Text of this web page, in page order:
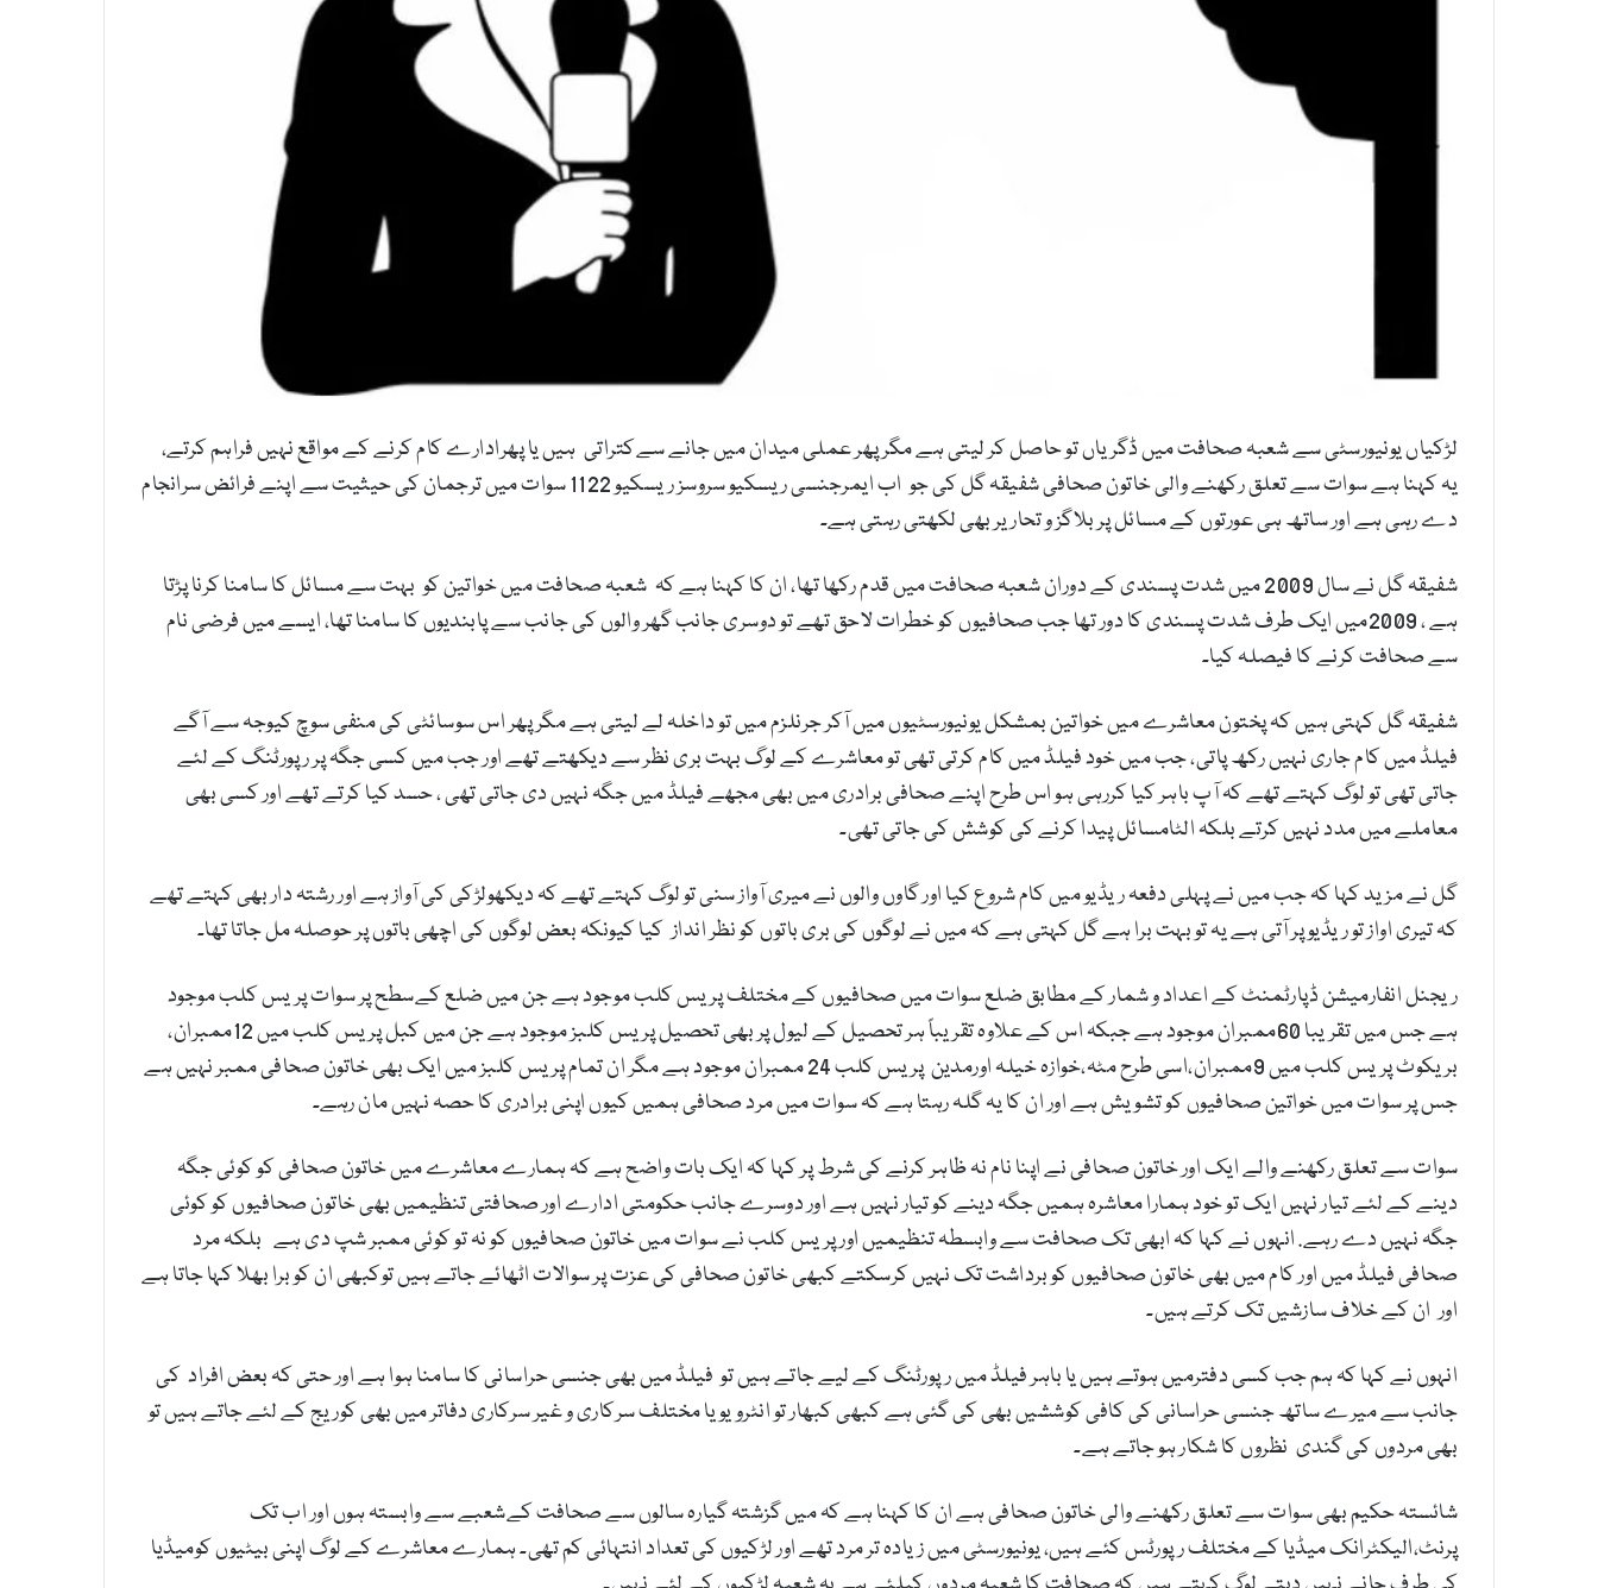
لڑکیاں یونیورسٹی سے شعبہ صحافت میں ڈگریاں تو حاصل کر لیتی ہے مگر پھر عملی میدان میں جانے سےکتراتی ہیں یا پھرادارے کام کرنے کے مواقع نہیں فراہم کرتے،
یہ کہنا ہے سوات سے تعلق رکھنے والی خاتون صحافی شفیقہ گل کی جو اب ایمرجنسی ریسکیو سروسز ریسکیو 1122 سوات میں ترجمان کی حیثیت سے اپنے فرائض سرانجام
دے رہی ہے اور ساتھ ہی عورتوں کے مسائل پر بلاگز و تحاریر بھی لکھتی رہتی ہے۔
شفیقہ گل نے سال 2009 میں شدت پسندی کے دوران شعبہ صحافت میں قدم رکھا تھا، ان کا کہنا ہے کہ شعبہ صحافت میں خواتین کو بہت سے مسائل کا سامنا کرنا پڑتا
ہے ، 2009میں ایک طرف شدت پسندی کا دور تھا جب صحافیوں کو خطرات لاحق تھے تو دوسری جانب گھر والوں کی جانب سے پابندیوں کا سامنا تھا، ایسے میں فرضی نام
سے صحافت کرنے کا فیصلہ کیا۔
شفیقہ گل کہتی ہیں کہ پختون معاشرے میں خواتین بمشکل یونیورسٹیوں میں آکر جرنلزم میں تو داخلہ لے لیتی ہے مگر پھر اس سوسائٹی کی منفی سوچ کیوجہ سے آگے
فیلڈ میں کام جاری نہیں رکھ پاتی، جب میں خود فیلڈ میں کام کرتی تھی تو معاشرے کے لوگ بہت بری نظر سے دیکھتے تھے اور جب میں کسی جگہ پر رپورٹنگ کے لئے
جاتی تھی تو لوگ کہتے تھے کہ آپ باہر کیا کررہی ہو اس طرح اپنے صحافی برادری میں بھی مجھے فیلڈ میں جگہ نہیں دی جاتی تھی ، حسد کیا کرتے تھے اور کسی بھی
معاملے میں مدد نہیں کرتے بلکہ الٹامسائل پیدا کرنے کی کوشش کی جاتی تھی۔
گل نے مزید کہا کہ جب میں نے پہلی دفعہ ریڈیو میں کام شروع کیا اور گاوں والوں نے میری آواز سنی تو لوگ کہتے تھے کہ دیکھولڑکی کی آواز ہے اور رشتہ دار بھی کہتے تھے
کہ تیری اواز تو ریڈیو پر آتی ہے یہ تو بہت برا ہے گل کہتی ہے کہ میں نے لوگوں کی بری باتوں کو نظر انداز کیا کیونکہ بعض لوگوں کی اچھی باتوں پر حوصلہ مل جاتا تھا۔
ریجنل انفارمیشن ڈپارٹمنٹ کے اعداد و شمار کے مطابق ضلع سوات میں صحافیوں کے مختلف پریس کلب موجود ہے جن میں ضلع کےسطح پر سوات پریس کلب موجود
ہے جس میں تقریبا 60ممبران موجود ہے جبکہ اس کے علاوہ تقریباً ہر تحصیل کے لیول پر بھی تحصیل پریس کلبز موجود ہے جن میں کبل پریس کلب میں 12ممبران،
بریکوٹ پریس کلب میں 9ممبران،اسی طرح مٹہ،خوازہ خیلہ اورمدین پریس کلب 24 ممبران موجود ہے مگر ان تمام پریس کلبز میں ایک بھی خاتون صحافی ممبر نہیں ہے
جس پر سوات میں خواتین صحافیوں کو تشویش ہے اور ان کا یہ گلہ رہتا ہے کہ سوات میں مرد صحافی ہمیں کیوں اپنی برادری کا حصہ نہیں مان رہے۔
سوات سے تعلق رکھنے والے ایک اور خاتون صحافی نے اپنا نام نہ ظاہر کرنے کی شرط پر کہا کہ ایک بات واضح ہے کہ ہمارے معاشرے میں خاتون صحافی کو کوئی جگہ
دینے کے لئے تیار نہیں ایک تو خود ہمارا معاشرہ ہمیں جگہ دینے کو تیار نہیں ہے اور دوسرے جانب حکومتی ادارے اور صحافتی تنظیمیں بھی خاتون صحافیوں کو کوئی
جگہ نہیں دے رہے. انہوں نے کہا کہ ابھی تک صحافت سے وابسطہ تنظیمیں اور پریس کلب نے سوات میں خاتون صحافیوں کو نہ تو کوئی ممبر شپ دی ہے بلکہ مرد
صحافی فیلڈ میں اور کام میں بھی خاتون صحافیوں کو برداشت تک نہیں کرسکتے کبھی خاتون صحافی کی عزت پر سوالات اٹھائے جاتے ہیں توکبھی ان کو برا بھلا کہا جاتا ہے
اور ان کے خلاف سازشیں تک کرتے ہیں۔
انہوں نے کہا کہ ہم جب کسی دفترمیں ہوتے ہیں یا باہر فیلڈ میں رپورٹنگ کے لیے جاتے ہیں تو فیلڈ میں بھی جنسی حراسانی کا سامنا ہوا ہے اور حتی کہ بعض افراد کی
جانب سے میرے ساتھ جنسی حراسانی کی کافی کوششیں بھی کی گئی ہے کبھی کبھار تو انٹرویو یا مختلف سرکاری و غیر سرکاری دفاتر میں بھی کوریج کے لئے جاتے ہیں تو
بھی مردوں کی گندی نظروں کا شکار ہو جاتے ہے۔
شائستہ حکیم بھی سوات سے تعلق رکھنے والی خاتون صحافی ہے ان کا کہنا ہے کہ میں گزشتہ گیارہ سالوں سے صحافت کےشعبے سے وابستہ ہوں اور اب تک
پرنٹ،الیکٹرانک میڈیا کے مختلف رپورٹس کئے ہیں، یونیورسٹی میں زیادہ تر مرد تھے اور لڑکیوں کی تعداد انتہائی کم تھی۔ ہمارے معاشرے کے لوگ اپنی بیٹیوں کومیڈیا